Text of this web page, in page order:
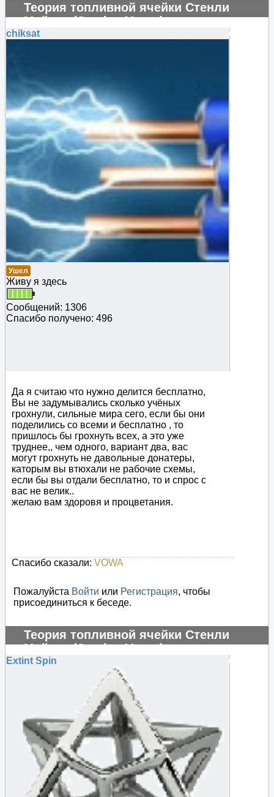
Теория топливной ячейки Стенли
Мейера (Stanley Meyer)
#104836
chiksat
Ушел
Живу я здесь
Сообщений: 1306
Спасибо получено: 496
Да я считаю что нужно делится бесплатно,
Вы не задумывались сколько учёных
грохнули, сильные мира сего, если бы они
поделились со всеми и бесплатно , то
пришлось бы грохнуть всех, а это уже
труднее,, чем одного, вариант два, вас
могут грохнуть не давольные донатеры,
каторым вы втюхали не рабочие схемы,
если бы вы отдали бесплатно, то и спрос с
вас не велик..
желаю вам здоровя и процветания.
Спасибо сказали: VOWA
Пожалуйста Войти или Регистрация, чтобы
присоединиться к беседе.
Теория топливной ячейки Стенли
Мейера (Stanley Meyer)
#104839
Extint Spin